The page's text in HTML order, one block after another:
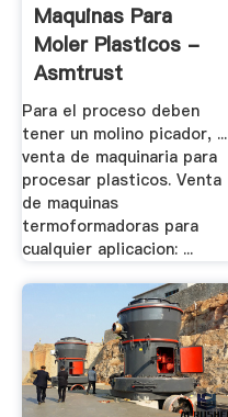
Maquinas Para
Moler Plasticos -
Asmtrust
Para el proceso deben
tener un molino picador, ...
venta de maquinaria para
procesar plasticos. Venta
de maquinas
termoformadoras para
cualquier aplicacion: ...